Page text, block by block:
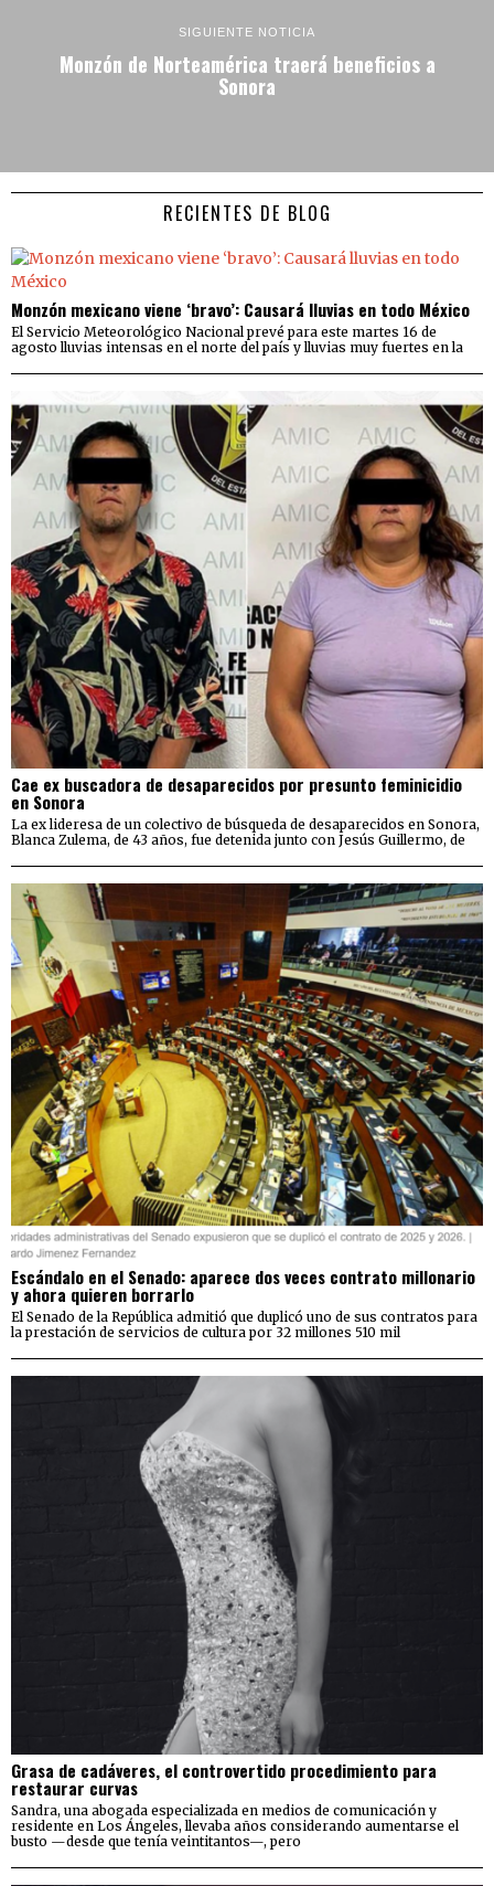
SIGUIENTE NOTICIA
Monzón de Norteamérica traerá beneficios a
Sonora
RECIENTES DE BLOG
Monzón mexicano viene ‘bravo’: Causará lluvias en todo México
El Servicio Meteorológico Nacional prevé para este martes 16 de
agosto lluvias intensas en el norte del país y lluvias muy fuertes en la
Cae ex buscadora de desaparecidos por presunto feminicidio
en Sonora
La ex lideresa de un colectivo de búsqueda de desaparecidos en Sonora,
Blanca Zulema, de 43 años, fue detenida junto con Jesús Guillermo, de
Escándalo en el Senado: aparece dos veces contrato millonario
y ahora quieren borrarlo
El Senado de la República admitió que duplicó uno de sus contratos para
la prestación de servicios de cultura por 32 millones 510 mil
Grasa de cadáveres, el controvertido procedimiento para
restaurar curvas
Sandra, una abogada especializada en medios de comunicación y
residente en Los Ángeles, llevaba años considerando aumentarse el
busto —desde que tenía veintitantos—, pero